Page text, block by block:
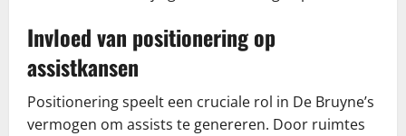
Invloed van positionering op
assistkansen
Positionering speelt een cruciale rol in De Bruyne’s
vermogen om assists te genereren. Door ruimtes